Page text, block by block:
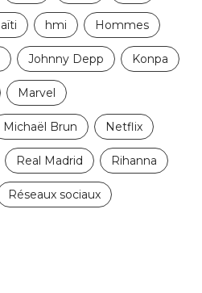
hmi Hommes
Johnny Depp Konpa
Marvel
Michaël Brun Netflix
Real Madrid Rihanna
Réseaux sociaux